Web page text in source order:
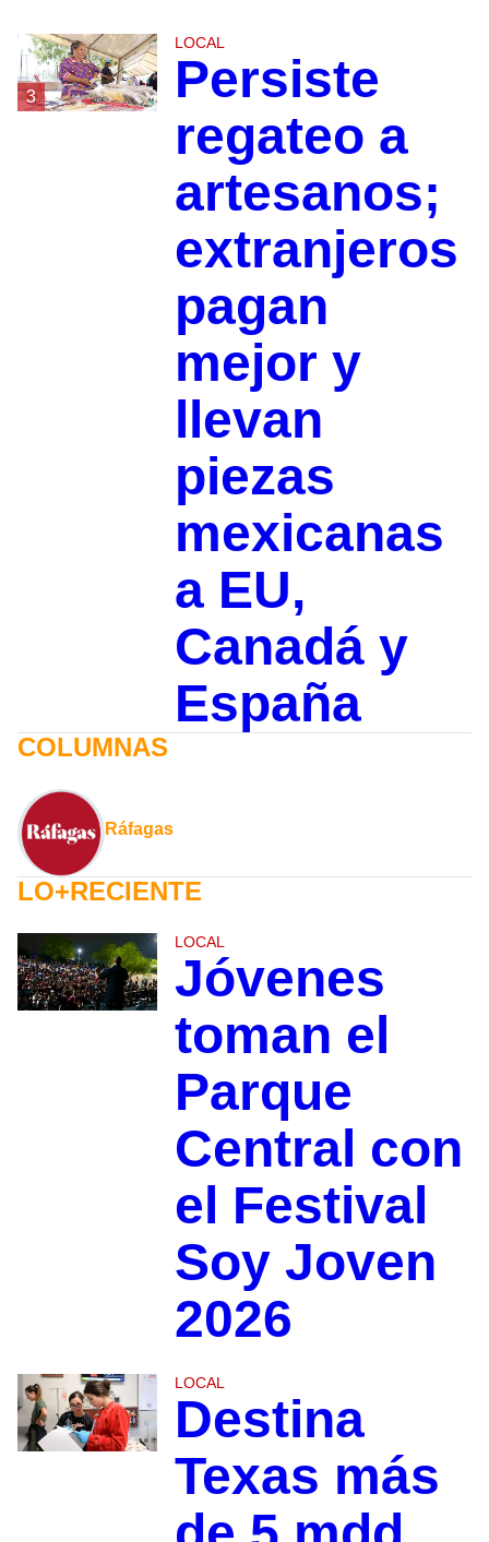
3
LOCAL
Persiste
regateo a
artesanos;
extranjeros
pagan
mejor y
llevan
piezas
mexicanas
a EU,
Canadá y
España
COLUMNAS
Ráfagas
LO+RECIENTE
LOCAL
Jóvenes
toman el
Parque
Central con
el Festival
Soy Joven
2026
LOCAL
Destina
Texas más